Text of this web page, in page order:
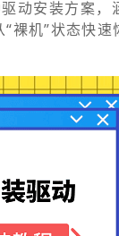
动安装方案，
裸机”状态快速